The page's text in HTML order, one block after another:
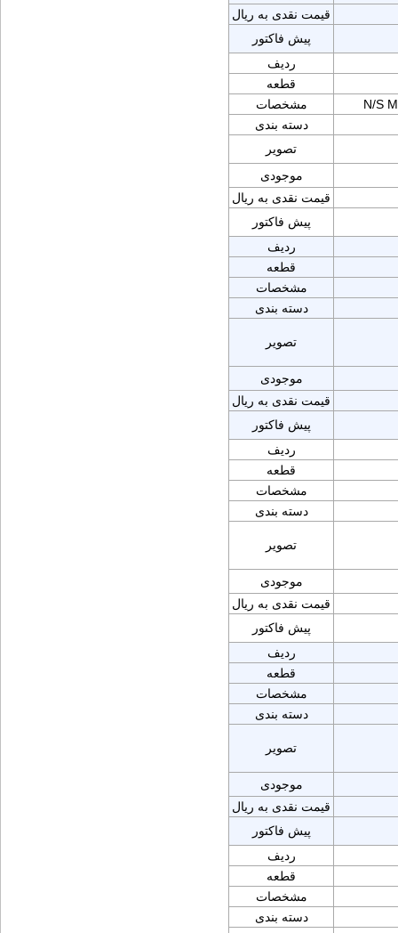
قیمت نقدی به ریال
پیش فاکتور
ردیف
قطعه
مشخصات
N/S
دسته بندی
تصویر
موجودی
قیمت نقدی به ریال
پیش فاکتور
ردیف
قطعه
مشخصات
دسته بندی
تصویر
موجودی
قیمت نقدی به ریال
پیش فاکتور
ردیف
قطعه
مشخصات
دسته بندی
تصویر
موجودی
قیمت نقدی به ریال
پیش فاکتور
ردیف
قطعه
مشخصات
دسته بندی
تصویر
موجودی
قیمت نقدی به ریال
پیش فاکتور
ردیف
قطعه
مشخصات
دسته بندی